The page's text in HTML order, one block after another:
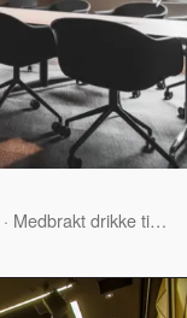
· Medbrakt drikke tillatt